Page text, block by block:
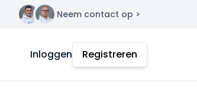
Contact Neem contact op >
Inloggen Registreren